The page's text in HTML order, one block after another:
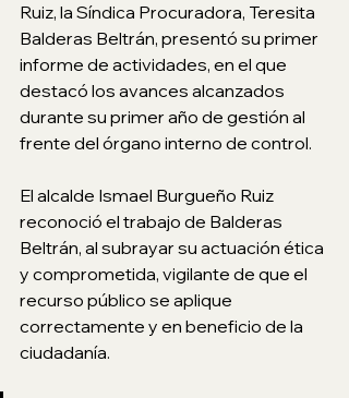
Ruiz, la Síndica Procuradora, Teresita
Balderas Beltrán, presentó su primer
informe de actividades, en el que
destacó los avances alcanzados
durante su primer año de gestión al
frente del órgano interno de control.
El alcalde Ismael Burgueño Ruiz
reconoció el trabajo de Balderas
Beltrán, al subrayar su actuación ética
y comprometida, vigilante de que el
recurso público se aplique
correctamente y en beneficio de la
ciudadanía.